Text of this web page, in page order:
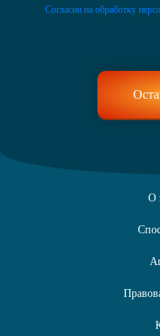
Согласии на обработку
О